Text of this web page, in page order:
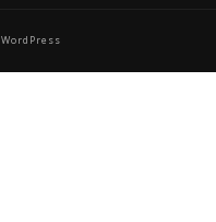
WordPress